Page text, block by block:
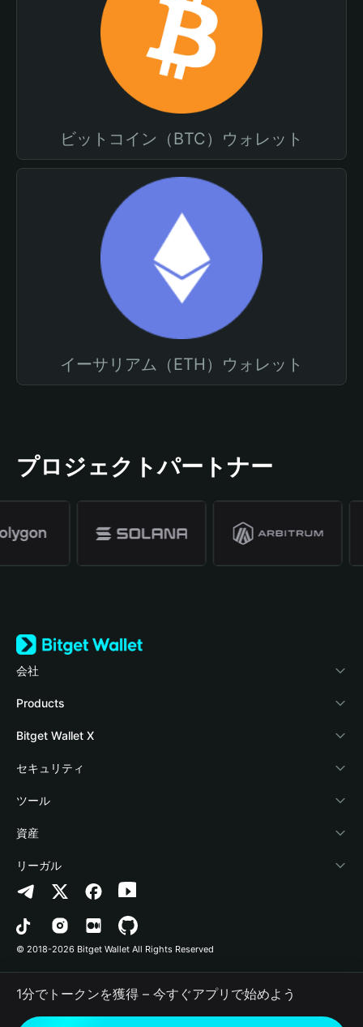
ビットコイン（BTC）ウォレット
イーサリアム（ETH）ウォレット
プロジェクトパートナー
会社
Bitget Walletについて
ブログ
アカデミー
暗号資産ニュース
Help Center
お問い合わせ
ブランドリソース
キャリア
Products
Crypto Card
Stablecoin Earn
Payfi Crypto
Crypto Swap API
Altcoin Season Index
Prediction Markets
DApp
RWA
Bitget Wallet X
デベロッパー
ウォレットを接続
Bitget Wallet Pay
プロジェクトを掲載
セキュリティ
保護基金
セキュリティ技術
ツール
暗号資産を購入
認証検出
コントラクト検出
一括送金
資産
Arbitrum
Avalanche
Bitcoin
Polygon
リーガル
プライバシーポリシー
利用規約
© 2018-2026 Bitget Wallet All Rights Reserved
1分でトークンを獲得 – 今すぐアプリで始めよう